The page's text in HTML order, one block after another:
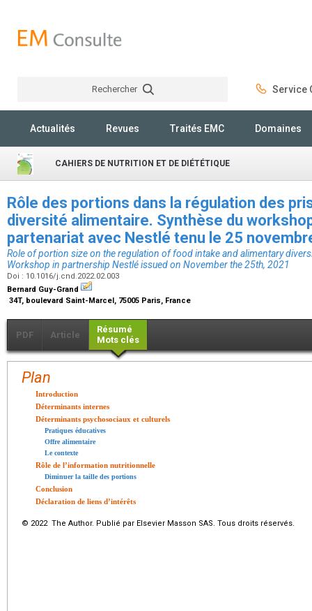
Rechercher Service
Actualités Revues Traités EMC Domaines
CAHIERS DE NUTRITION ET DE DIÉTÉTIQUE
Rôle des portions dans la régulation des
diversité alimentaire. Synthèse du
partenariat avec Nestlé tenu le 25
Role of portion size on the regulation of food intake and alimentary
Workshop in partnership Nestlé issued on November the 25th, 2021
Doi : 10.1016/j.cnd.2022.02.003
Bernard Guy-Grand
34T, boulevard Saint-Marcel, 75005 Paris, France
PDF Article
Résumé
Mots clés
Plan
Introduction
Déterminants internes
Déterminants psychosociaux et culturels
Pratiques éducatives
Offre alimentaire
Le contexte
Rôle de l’information nutritionnelle
Diminuer la taille des portions
Conclusion
Déclaration de liens d’intérêts
© 2022 The Author. Publié par Elsevier Masson SAS. Tous droits réservés.